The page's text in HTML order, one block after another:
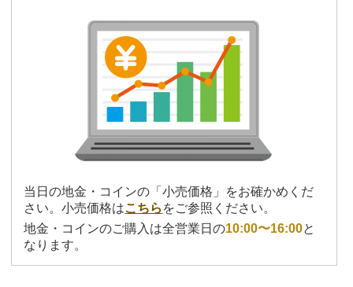
当日の地金・コインの「小売価格」をお確かめくだ
さい。小売価格はこちら をご参照ください。
地金・コインのご購入は全営業日の10:00〜16:00と
なります。